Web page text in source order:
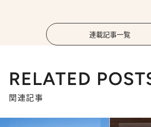
連載記事一覧
RELATED
関連記事